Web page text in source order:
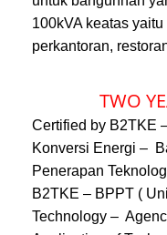
100kVA keatas
perkantoran,
TWO
Certified by B2TKE
Konversi Energi –
Penerapan
B2TKE – BPPT (
Technology –